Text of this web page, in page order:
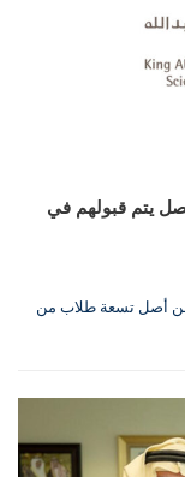
يتم قبولهم في
من أصل تسعة طلاب من